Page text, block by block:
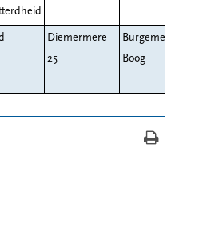
Diemermere
25
Burgemeester
Boog